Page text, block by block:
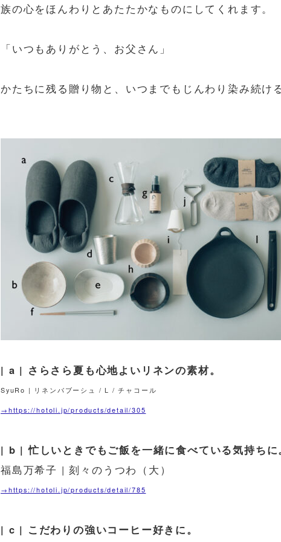
族の心をほんわりとあたたかなものにしてくれます。
「いつもありがとう、お父さん」
かたちに残る贈り物と、いつまでもじんわり染み続け
| a | さらさら夏も心地よいリネンの素材。
SyuRo | リネンバブーシュ / L / チャコール
→https://hotoli.jp/products/detail/305
| b | 忙しいときでもご飯を一緒に食べている気持ちに
福島万希子 | 刻々のうつわ（大）
→https://hotoli.jp/products/detail/785
| c | こだわりの強いコーヒー好きに。